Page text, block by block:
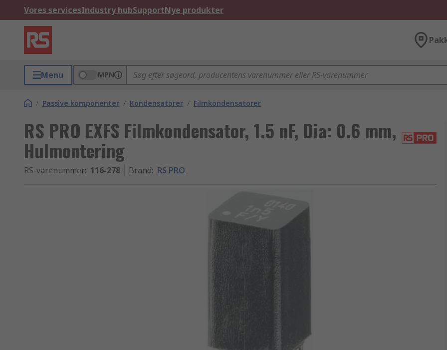
Vores servicesIndustry hubSupportNye produkter
Menu MPN
/ Passive komponenter / Kondensatorer / Filmkondensatorer
RS PRO EXFS Filmkondensator, 1.5 nF, Dia: 0.6 mm,
Hulmontering
RS-varenummer: 116-278 Brand: RS PRO